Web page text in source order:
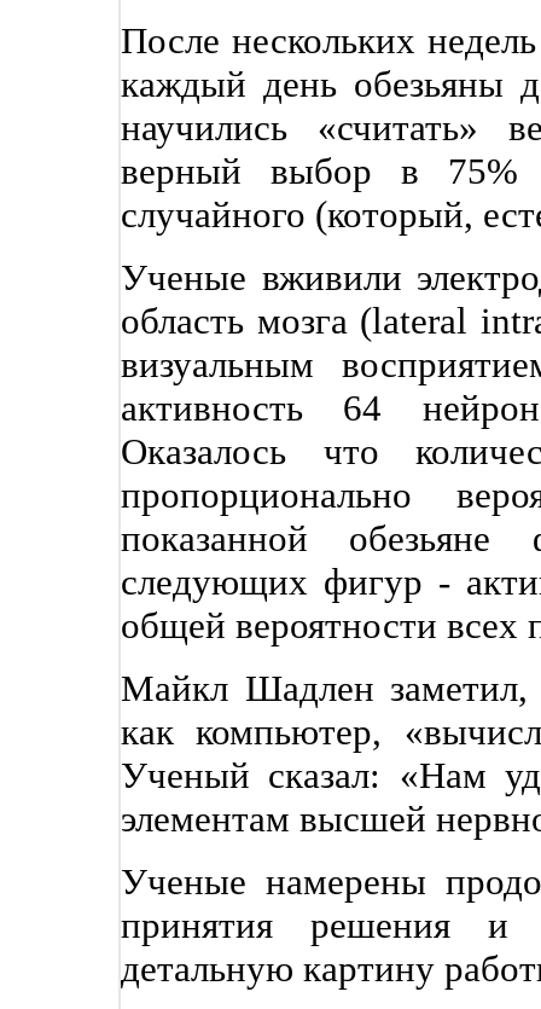
После нескольких
каждый день обезьяны
научились «считать»
верный выбор в 75%
случайного (который,
Ученые вживили
область мозга (lateral
визуальным
активность 64
Оказалось что
пропорционально
показанной
следующих фигур -
общей вероятности всех
Майкл Шадлен заметил,
как компьютер,
Ученый сказал: «Нам
элементам высшей
Ученые намерены
принятия решения и
детальную картину